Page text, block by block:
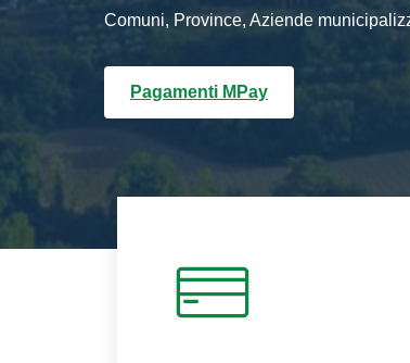
Comuni, Province, Aziende
Pagamenti MPay